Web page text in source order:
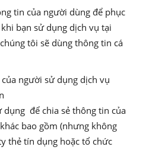
tin của người dùng để phục
bạn sử dụng dịch vụ tại
tôi sẽ dùng thông tin cá
người sử dụng dịch vụ
để chia sẻ thông tin của
bao gồm (nhưng không
thẻ tín dụng hoặc tổ chức